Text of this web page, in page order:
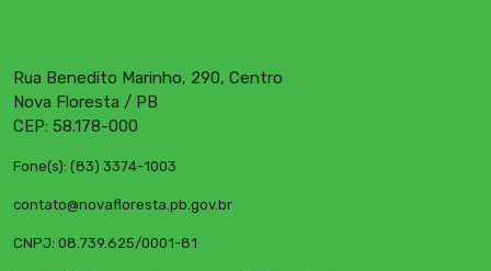
Rua Benedito Marinho, 290, Centro
Nova Floresta / PB
CEP: 58.178-000
Fone(s): (83) 3374-1003
contato@novafloresta.pb.gov.br
CNPJ: 08.739.625/0001-81